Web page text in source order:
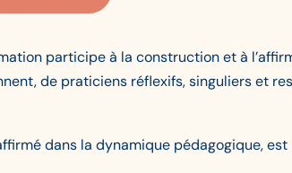
participe à la construction et à
de praticiens réflexifs, singuliers et
dans la dynamique pédagogique,